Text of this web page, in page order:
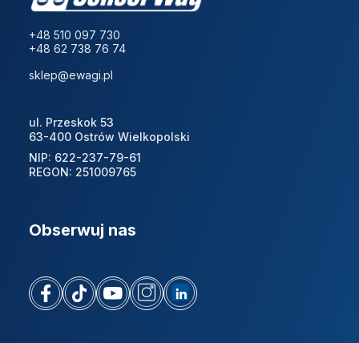
+48 510 097 730
+48 62 738 76 74
sklep@ewagi.pl
ul. Przeskok 53
63-400 Ostrów Wielkopolski
NIP: 622-237-79-61
REGON: 251009765
Obserwuj nas